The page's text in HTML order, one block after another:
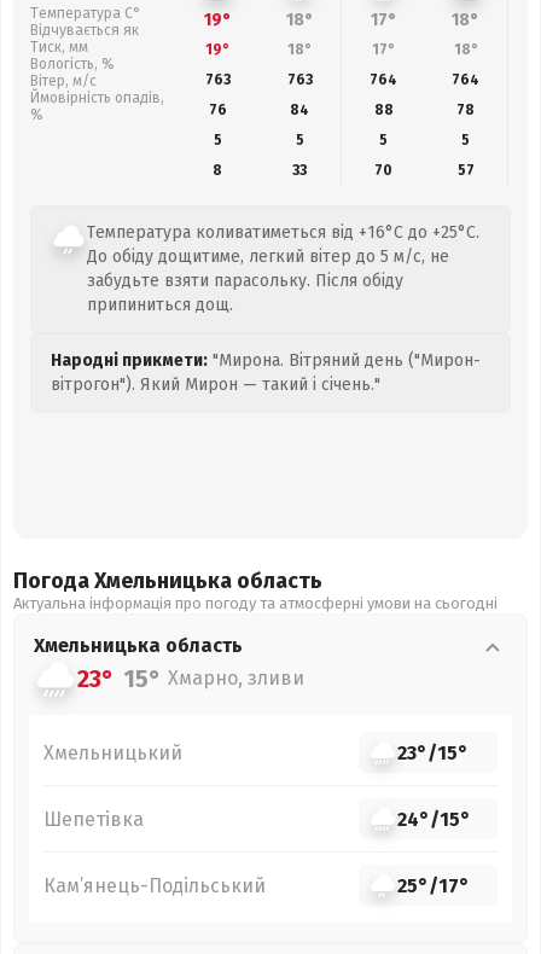
Температура С°
Відчувається як
Тиск, мм
Вологість, %
Вітер, м/с
Ймовірність опадів,
%
19° 18° 17° 18°
19° 18° 17° 18°
763
763 764 764
76
84 88 78
5
5 5
5
8
33 70 57
Температура коливатиметься від +16°C до +25°C.
До обіду дощитиме, легкий вітер до 5 м/с, не
забудьте взяти парасольку. Після обіду
припиниться дощ.
Народні прикмети: "Мирона. Вітряний день ("Мирон-
вітрогон"). Який Мирон — такий і січень."
Погода Хмельницька область
Актуальна інформація про погоду та атмосферні умови на сьогодні
Хмельницька область
23° 15° Хмарно, зливи
Хмельницький 23°/15°
Шепетівка 24°/15°
Кам’янець-Подільський 25°/17°